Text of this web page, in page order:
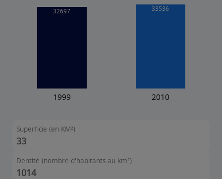
Superficie (en KM²)
33
Dentité (nombre d'habitants au km²)
1014